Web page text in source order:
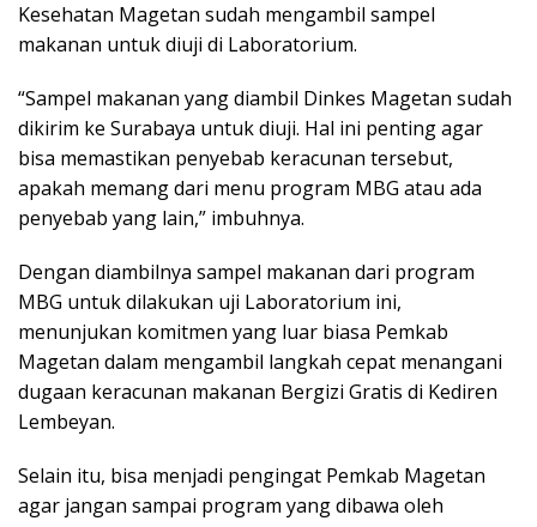
Kesehatan Magetan sudah mengambil sampel
makanan untuk diuji di Laboratorium.
“Sampel makanan yang diambil Dinkes Magetan sudah
dikirim ke Surabaya untuk diuji. Hal ini penting agar
bisa memastikan penyebab keracunan tersebut,
apakah memang dari menu program MBG atau ada
penyebab yang lain,” imbuhnya.
Dengan diambilnya sampel makanan dari program
MBG untuk dilakukan uji Laboratorium ini,
menunjukan komitmen yang luar biasa Pemkab
Magetan dalam mengambil langkah cepat menangani
dugaan keracunan makanan Bergizi Gratis di Kediren
Lembeyan.
Selain itu, bisa menjadi pengingat Pemkab Magetan
agar jangan sampai program yang dibawa oleh